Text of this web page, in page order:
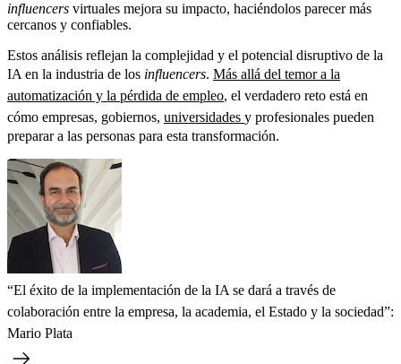
influencers virtuales mejora su impacto, haciéndolos parecer más
cercanos y confiables.
Estos análisis reflejan la complejidad y el potencial disruptivo de la
IA en la industria de los influencers. Más allá del temor a la
automatización y la pérdida de empleo, el verdadero reto está en
cómo empresas, gobiernos, universidades y profesionales pueden
preparar a las personas para esta transformación.
“El éxito de la implementación de la IA se dará a través de
colaboración entre la empresa, la academia, el Estado y la sociedad”:
Mario Plata